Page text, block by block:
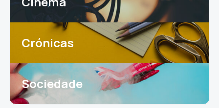
Crónicas
Sociedade